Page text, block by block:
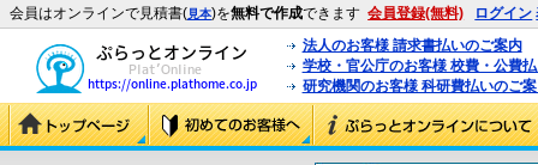
会員はオンラインで見積書(見本)を無料で作成できます 会員登録(無料) ログイン
法人のお客様 請求書払いのご案内
学校・官公庁のお客様 校費・公費
研究機関のお客様 科研費払いのご